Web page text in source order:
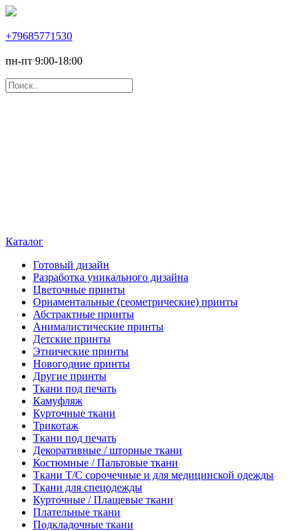
+79685771530
пн-пт 9:00-18:00
Каталог
Готовый дизайн
Разработка уникального дизайна
Цветочные принты
Орнаментальные (геометрические) принты
Абстрактные принты
Анималистические принты
Детские принты
Этнические принты
Новогодние принты
Другие принты
Ткани под печать
Камуфляж
Курточные ткани
Трикотаж
Ткани под печать
Декоративные / шторные ткани
Костюмные / Пальтовые ткани
Ткани Т/С сорочечные и для медицинской одежды
Ткани для спецодежды
Курточные / Плащевые ткани
Плательные ткани
Подкладочные ткани